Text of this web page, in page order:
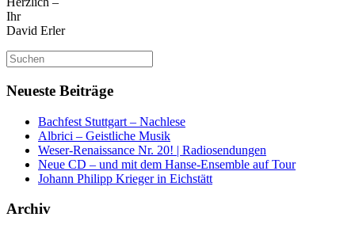
Ihr
David Erler
Suchen
nach:
Neueste Beiträge
Bachfest Stuttgart – Nachlese
Albrici – Geistliche Musik
Weser-Renaissance Nr. 20! | Radiosendungen
Neue CD – und mit dem Hanse-Ensemble auf Tour
Johann Philipp Krieger in Eichstätt
Archiv